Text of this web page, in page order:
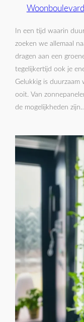
In een tijd waarin
zoeken we allemaal
dragen aan een
tegelijkertijd ook je
Gelukkig is
ooit. Van
de mogelijkheden